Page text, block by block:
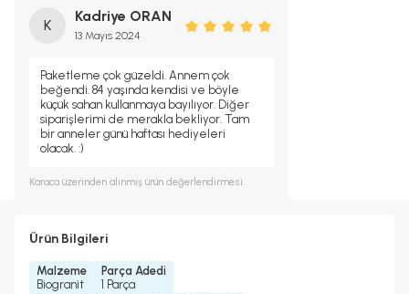
K
Kadriye ORAN
13 Mayıs 2024
Paketleme çok güzeldi. Annem çok
beğendi. 84 yaşında kendisi ve böyle
küçük sahan kullanmaya bayılıyor. Diğer
siparişlerimi de merakla bekliyor. Tam
bir anneler günü haftası hediyeleri
olacak. :)
Karaca üzerinden alınmış ürün değerlendirmesi.
Ürün Bilgileri
Malzeme
Biogranit
Parça Adedi
1 Parça